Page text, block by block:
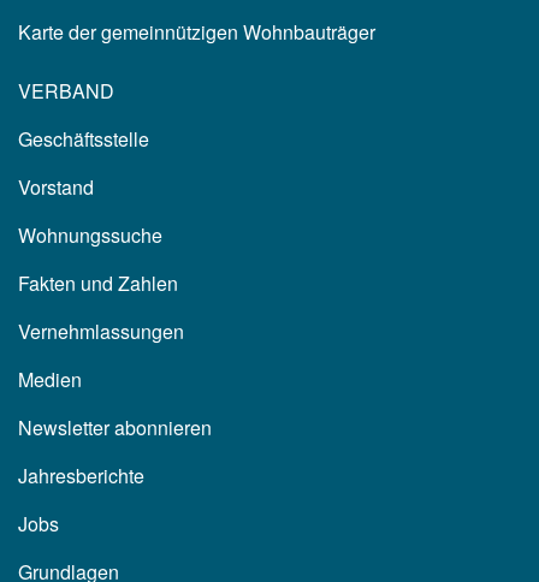
Karte der gemeinnützigen Wohnbauträger
VERBAND
Geschäftsstelle
Vorstand
Wohnungssuche
Fakten und Zahlen
Vernehmlassungen
Medien
Newsletter abonnieren
Jahresberichte
Jobs
Grundlagen